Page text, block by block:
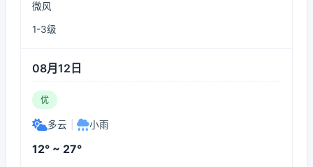
微风
1-3级
08月12日
优
多云 小雨
12° ~ 27°